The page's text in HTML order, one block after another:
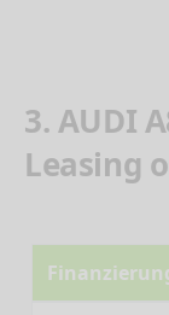
3. AUDI
Leasing